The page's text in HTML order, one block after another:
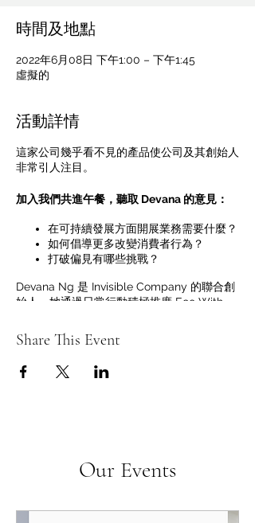
時間及地點
2022年6月08日 下午1:00 – 下午1:45
虛擬的
活動詳情
這家公司幾乎看不見的產品使公司及其創始人
非常引人注目。
加入我們共進午餐，聽取 Devana 的意見：
在可持續發展方面開展業務需要什麼？
如何倡導更多改變消費者行為？
打破偏見有哪些挑戰？
Devana Ng 是 Invisible Company 的聯合創
始人，她通過日常行動積極推廣 Eco With
天，他們通過#INVISIBLEBAG 為品牌提供替
代的、可持續的包裝解決方案，它是水溶性、
無害。
Share This Event
Our Events